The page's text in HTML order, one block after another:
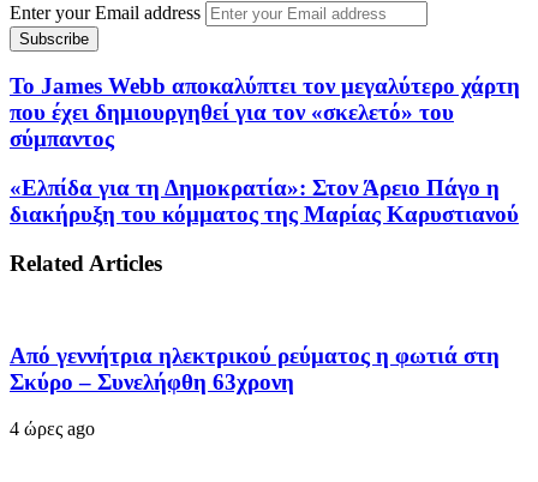
Enter your Email address
Το James Webb αποκαλύπτει τον μεγαλύτερο χάρτη
που έχει δημιουργηθεί για τον «σκελετό» του
σύμπαντος
«Ελπίδα για τη Δημοκρατία»: Στον Άρειο Πάγο η
διακήρυξη του κόμματος της Μαρίας Καρυστιανού
Related Articles
Από γεννήτρια ηλεκτρικού ρεύματος η φωτιά στη
Σκύρο – Συνελήφθη 63χρονη
4 ώρες ago